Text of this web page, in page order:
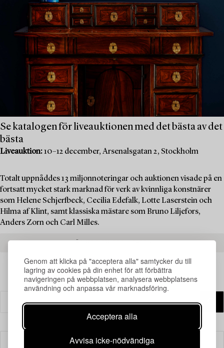
Genom att klicka på "acceptera alla" samtycker du till
lagring av cookies på din enhet för att förbättra
navigeringen på webbplatsen, analysera webbplatsens
användning och anpassa vår marknadsföring.
Acceptera alla
Avvisa icke-nödvändiga
Se katalogen för liveauktionen med det bästa av det
bästa
Liveauktion:10–12 december, Arsenalsgatan 2, Stockholm
Totalt uppnåddes 13 miljonnoteringar och auktionen visade på en
fortsatt mycket stark marknad för verk av kvinnliga konstnärer
som Helene Schjerfbeck, Cecilia Edefalk, Lotte Laserstein och
Hilma af Klint, samt klassiska mästare som Bruno Liljefors,
Anders Zorn och Carl Milles.
Filter